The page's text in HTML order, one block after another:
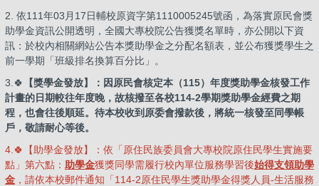
2. 依111年03月17日輔校原資字第1110005245號函，為落實原民會獎
助學金資訊公開透明，全國大專校院公告獲獎名單時，亦公開以下資
訊：於校內相關網站公告本獎助學金之分配名額表，並公布獲獎學生之
前一學期「班級排名換算百分比」。
3.🍀
【獎學金發放】：因原民會核定本（115） 年度獎助學金核發工作
計畫的日期較往年度晚，故核撥至各校114-2學期獎助學金經費之期
程，也會往後順延。 待本校收到原委會撥款後，將統一核發至同學帳
戶，敬請耐心等後。
4.🍀【助學金發放】：依「原住民族委員會大專校院原住民學生實施要
點」第六點： 助學金獲獎同學需履行校內單位服務學習後始得支領助學
金 ，請依本校郵件通知「114-2原住民學生獎助學金得獎人員-生活服務